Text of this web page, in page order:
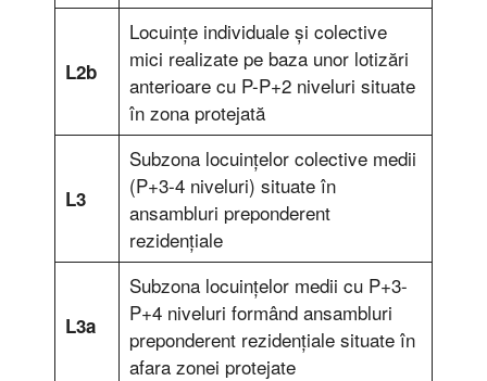
L2b
Locuinţe individuale şi colective
mici realizate pe baza unor lotizări
anterioare cu P-P+2 niveluri situate
în zona protejată
L3
Subzona locuinţelor colective medii
(P+3-4 niveluri) situate în
ansambluri preponderent
rezidenţiale
L3a
Subzona locuinţelor medii cu P+3-
P+4 niveluri formând ansambluri
preponderent rezidenţiale situate în
afara zonei protejate